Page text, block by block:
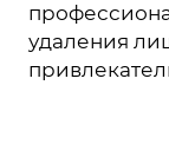
удаления